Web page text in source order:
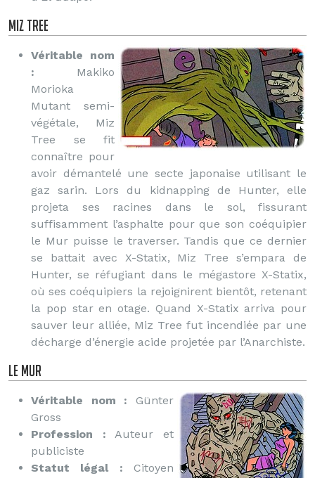
Miz Tree
Véritable nom
: Makiko
Morioka
Mutant semi-
végétale, Miz
Tree se fit
connaître pour
avoir démantelé une secte japonaise utilisant le
gaz sarin. Lors du kidnapping de Hunter, elle
projeta ses racines dans le sol, fissurant
suffisamment l’asphalte pour que son coéquipier
le Mur puisse le traverser. Tandis que ce dernier
se battait avec X-Statix, Miz Tree s’empara de
Hunter, se réfugiant dans le mégastore X-Statix,
où ses coéquipiers la rejoignirent bientôt, retenant
la pop star en otage. Quand X-Statix arriva pour
sauver leur alliée, Miz Tree fut incendiée par une
décharge d’énergie acide projetée par l’Anarchiste.
Le Mur
Véritable nom : Günter
Gross
Profession : Auteur et
publiciste
Statut légal : Citoyen